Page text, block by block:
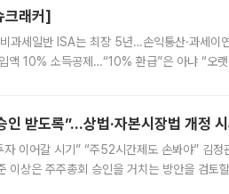
크래커]
과세일반 ISA는 최장 5년…손익통산·과세이
액 10% 소득공제…“10% 환급”은 아냐 “오
인 받도록”…상법·자본시장법 개정
이어갈 시기” “주52시간제도 손봐야” 김정
이상은 주주총회 승인을 거치는 방안을 검토